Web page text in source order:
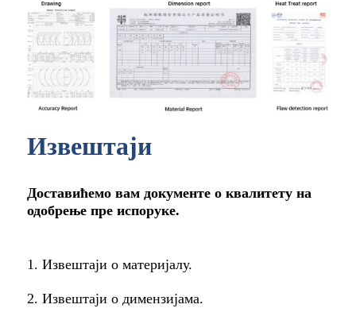
Извештаји
Доставићемо вам документе о квалитету на
одобрење пре испоруке.
1. Извештаји о материјалу.
2. Извештаји о димензијама.